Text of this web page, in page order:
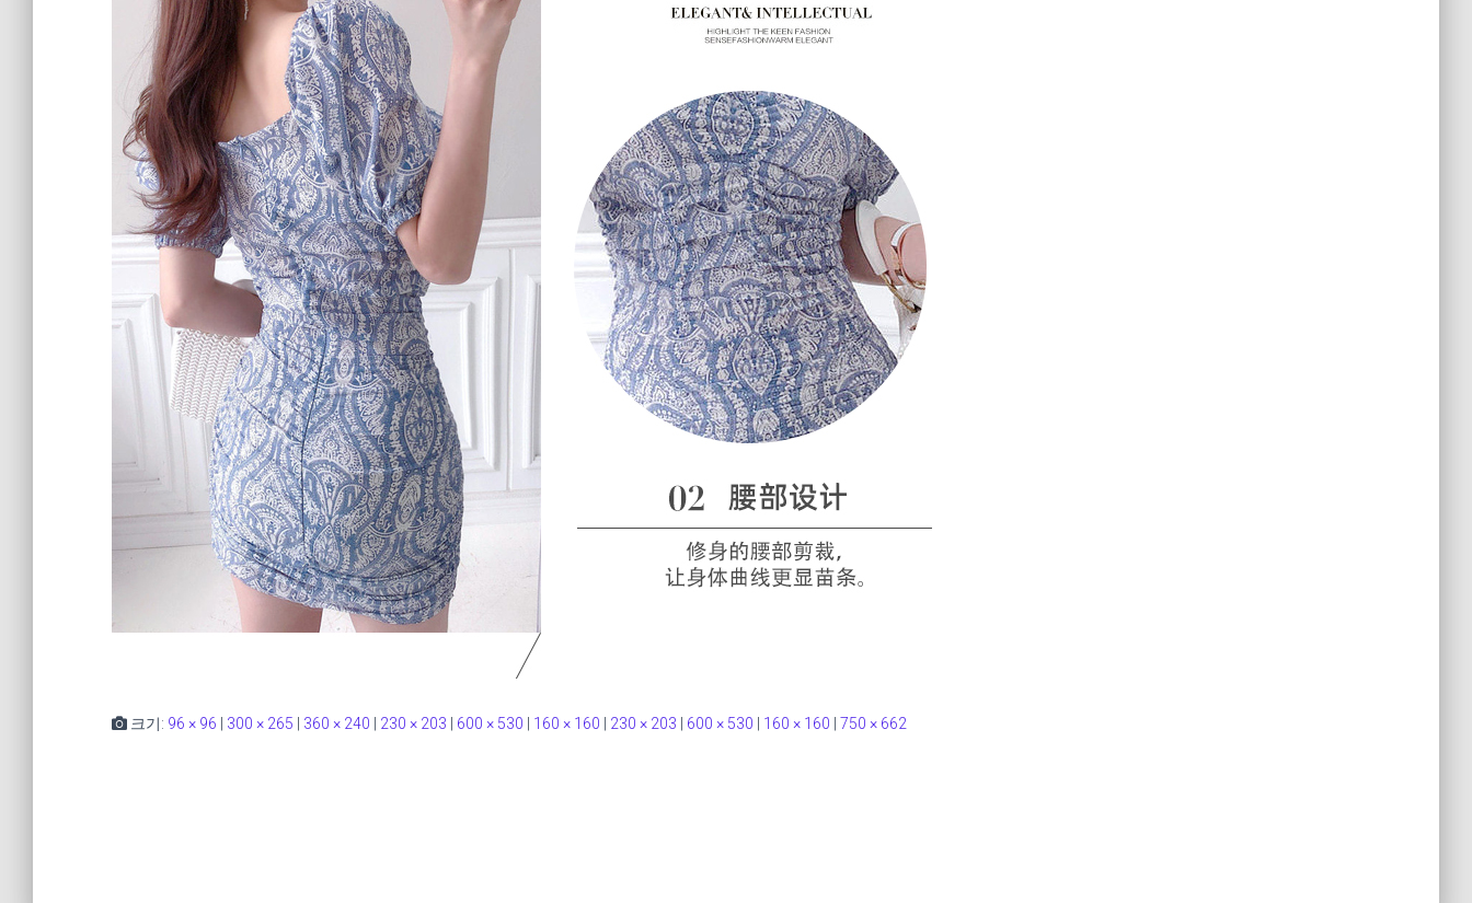
크기: 96 × 96 300 × 265 360 × 240 230 × 203 600 × 530 160 × 160 230 × 203 600 × 530 160 × 160 750 × 662